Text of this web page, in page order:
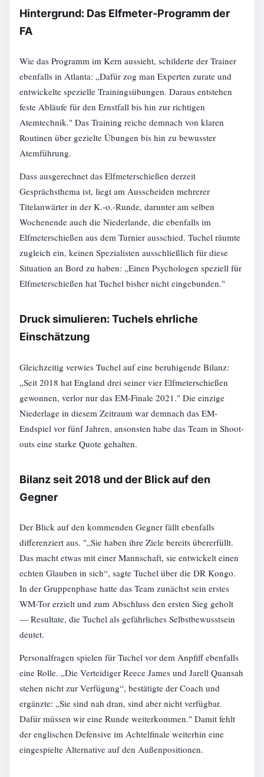
Hintergrund: Das Elfmeter-Programm der
FA
Wie das Programm im Kern aussieht, schilderte der Trainer
ebenfalls in Atlanta: „Dafür zog man Experten zurate und
entwickelte spezielle Trainingsübungen. Daraus entstehen
feste Abläufe für den Ernstfall bis hin zur richtigen
Atemtechnik." Das Training reiche demnach von klaren
Routinen über gezielte Übungen bis hin zu bewusster
Atemführung.
Dass ausgerechnet das Elfmeterschießen derzeit
Gesprächsthema ist, liegt am Ausscheiden mehrerer
Titelanwärter in der K.-o.-Runde, darunter am selben
Wochenende auch die Niederlande, die ebenfalls im
Elfmeterschießen aus dem Turnier ausschied. Tuchel räumte
zugleich ein, keinen Spezialisten ausschließlich für diese
Situation an Bord zu haben: „Einen Psychologen speziell für
Elfmeterschießen hat Tuchel bisher nicht eingebunden."
Druck simulieren: Tuchels ehrliche
Einschätzung
Gleichzeitig verwies Tuchel auf eine beruhigende Bilanz:
„Seit 2018 hat England drei seiner vier Elfmeterschießen
gewonnen, verlor nur das EM-Finale 2021." Die einzige
Niederlage in diesem Zeitraum war demnach das EM-
Endspiel vor fünf Jahren, ansonsten habe das Team in Shoot-
outs eine starke Quote gehalten.
Bilanz seit 2018 und der Blick auf den
Gegner
Der Blick auf den kommenden Gegner fällt ebenfalls
differenziert aus. "„Sie haben ihre Ziele bereits übererfüllt.
Das macht etwas mit einer Mannschaft, sie entwickelt einen
echten Glauben in sich“, sagte Tuchel über die DR Kongo.
In der Gruppenphase hatte das Team zunächst sein erstes
WM-Tor erzielt und zum Abschluss den ersten Sieg geholt
— Resultate, die Tuchel als gefährliches Selbstbewusstsein
deutet.
Personalfragen spielen für Tuchel vor dem Anpfiff ebenfalls
eine Rolle. „Die Verteidiger Reece James und Jarell Quansah
stehen nicht zur Verfügung“, bestätigte der Coach und
ergänzte: „Sie sind nah dran, sind aber nicht verfügbar.
Dafür müssen wir eine Runde weiterkommen." Damit fehlt
der englischen Defensive im Achtelfinale weiterhin eine
eingespielte Alternative auf den Außenpositionen.